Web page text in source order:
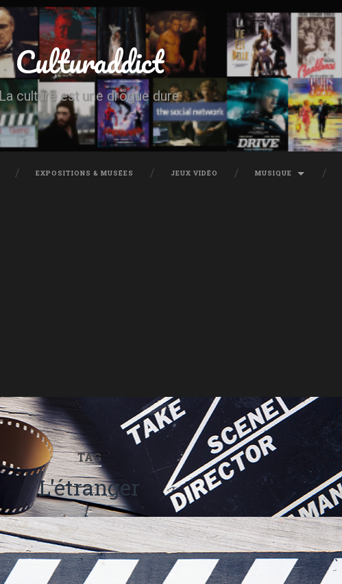
Culturaddict
La culture est une drogue dure
EXPOSITIONS & MUSÉES JEUX VIDÉO MUSIQUE
TAG
L'étranger